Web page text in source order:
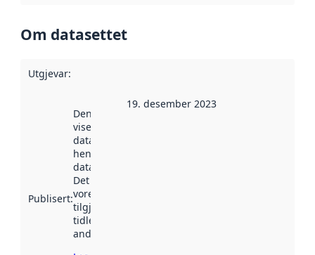
Om datasettet
Utgjevar:
Publisert:
Denne datoen
viser når
datasettet vart
henta inn av
data.norge.no.
Det kan ha
vore
tilgjengeleg
tidlegare
andre stader.
19. desember 2023